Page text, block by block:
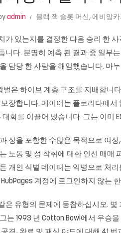
admin 블랙 잭 슬롯 머신, 에비앙
가 있는지를 결정한 다음 승리 한
니다. 분명히 예측 된 결과 중 일부
담당 한 사람을 해임했습니다. 마
은 하이브 계층 구조를 지배합니
장합니다. 메이어는 플로리다에
대화를 이끌어 냈습니다. 그는 이미
성을 포함한 수많은 목적으로 여
노동 및 성 착취에 대한 인신 매매
개인 식별 데이터는 익명으로 처
계정에 로그인하지 않는
은 유형의 문제에 동참하십시오. 몇
는 1993 년 Cotton Bowl에서 우승